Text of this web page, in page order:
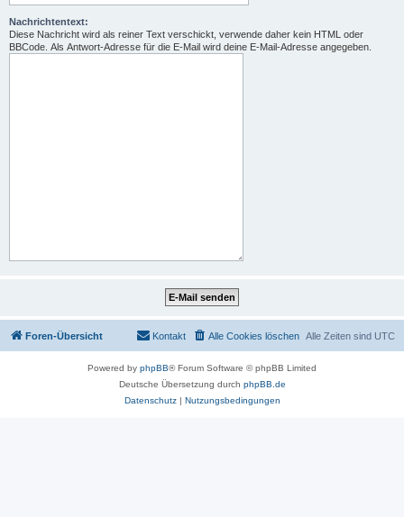
Nachrichtentext:
Diese Nachricht wird als reiner Text verschickt, verwende daher kein HTML oder
BBCode. Als Antwort-Adresse für die E-Mail wird deine E-Mail-Adresse angegeben.
Foren-Übersicht Alle Zeiten sind UTC
Alle Cookies löschen
Kontakt
Powered by phpBB® Forum Software © phpBB Limited
Deutsche Übersetzung durch phpBB.de
Datenschutz| Nutzungsbedingungen